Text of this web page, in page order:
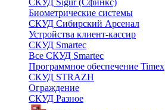
СКУД Sigur (Сфинкс)
Биометрические системы
СКУД Сибирский Арсенал
Устройства клиент-кассир
СКУД Smartec
Все СКУД Smartec
Программное обеспечение Timex
СКУД STRAZH
Ограждение
СКУД Разное